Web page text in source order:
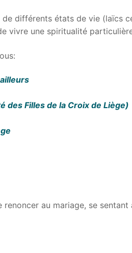
différents états de vie (laïcs
vivre une spiritualité
des Filles de la Croix de Liège)
au mariage, se